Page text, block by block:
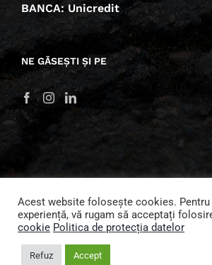
BANCA: Unicredit
NE GĂSEȘTI ȘI PE
© 2022 Fundația Comunitară
Plăți securizate 3D Secure prin Netopia
Acest website folosește cookies. Pentru
experiență, vă rugam să acceptați
cookie Politica de protecția datelor
Refuz Accept